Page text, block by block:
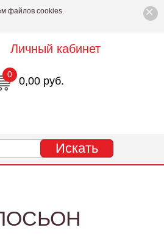
×
файлов cookies.
Личный кабинет
0,00 руб.
0